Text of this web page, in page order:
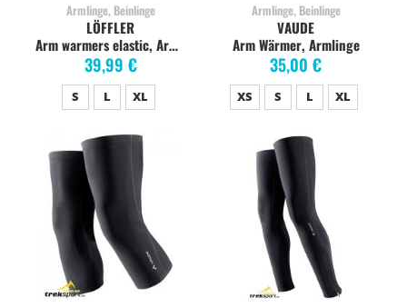
Armlinge, Beinlinge
Arm warmers elastic, Armlinge
39,99 €
LÖFFLER
S L XL
Armlinge, Beinlinge
Arm Wärmer, Armlinge
35,00 €
VAUDE
XS S L XL